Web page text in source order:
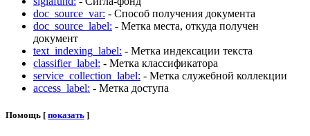
doc_source_var: - Способ получения документа
doc_source_label: - Метка места, откуда получен
документ
text_indexing_label: - Метка индексации текста
classifier_label: - Метка классификатора
service_collection_label: - Метка служебной коллекции
access_label: - Метка доступа
Помощь [ показать ]